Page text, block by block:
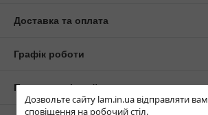
Дозвольте сайту lam.in.ua відправляти вам
сповіщення на робочий стіл.
Доставка та оплата
Графік роботи
Повна версія сайту